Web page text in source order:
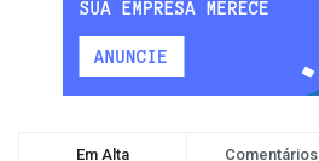
Em Alta Comentários